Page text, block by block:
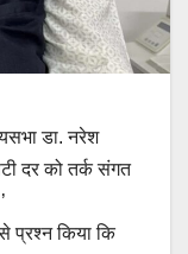
डा. नरेश
दर को तर्क संगत
प्रश्न किया कि